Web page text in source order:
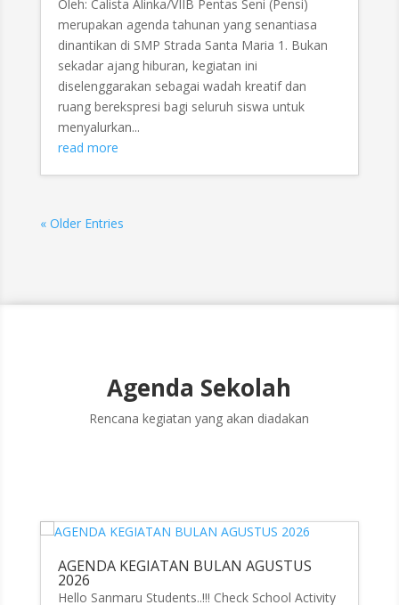
Oleh: Calista Alinka/VIIB Pentas Seni (Pensi)
merupakan agenda tahunan yang senantiasa
dinantikan di SMP Strada Santa Maria 1. Bukan
sekadar ajang hiburan, kegiatan ini
diselenggarakan sebagai wadah kreatif dan
ruang berekspresi bagi seluruh siswa untuk
menyalurkan...
read more
« Older Entries
Agenda Sekolah
Rencana kegiatan yang akan diadakan
AGENDA KEGIATAN BULAN AGUSTUS
2026
Hello Sanmaru Students..!!! Check School Activity